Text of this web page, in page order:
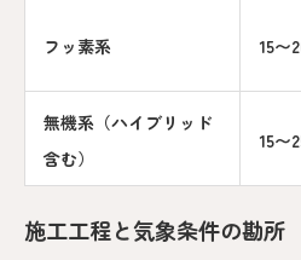
フッ素系 15〜
無機系（ハイブリッド
含む）
15〜
施工工程と気象条件の勘所